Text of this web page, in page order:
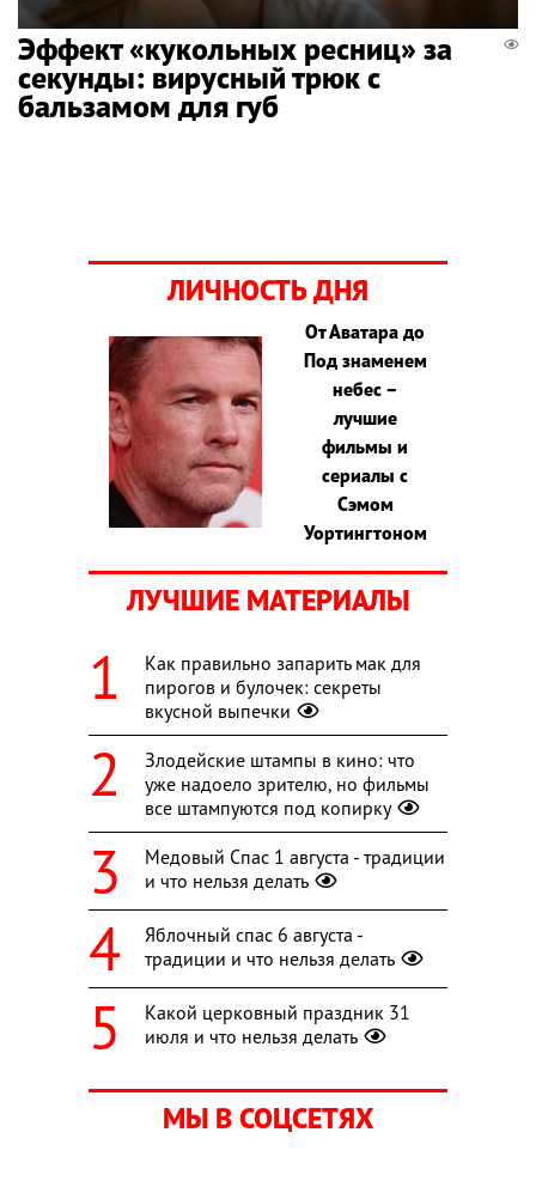
Эффект «кукольных ресниц» за
секунды: вирусный трюк с
бальзамом для губ
ЛИЧНОСТЬ ДНЯ
От Аватара до
Под знаменем
небес –
лучшие
фильмы и
сериалы с
Сэмом
Уортингтоном
ЛУЧШИЕ МАТЕРИАЛЫ
Как правильно запарить мак для
пирогов и булочек: секреты
вкусной выпечки
Злодейские штампы в кино: что
уже надоело зрителю, но фильмы
все штампуются под копирку
Медовый Спас 1 августа - традиции
и что нельзя делать
Яблочный спас 6 августа -
традиции и что нельзя делать
Какой церковный праздник 31
июля и что нельзя делать
МЫ В СОЦСЕТЯХ